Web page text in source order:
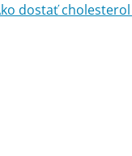
dostať